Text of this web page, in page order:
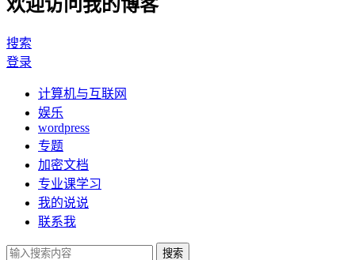
欢迎访问我的博客
搜索
登录
计算机与互联网
娱乐
wordpress
专题
加密文档
专业课学习
我的说说
联系我